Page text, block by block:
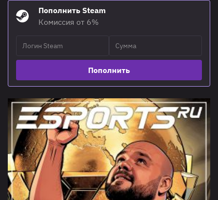
Пополнить Steam
Комиссия от 6%
Пополнить